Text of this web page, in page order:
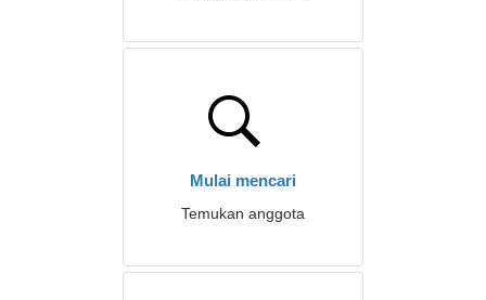
Mulai mencari
Temukan anggota